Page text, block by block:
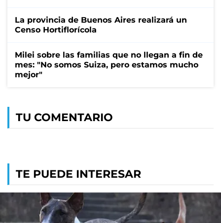
La provincia de Buenos Aires realizará un
Censo Hortiflorícola
Milei sobre las familias que no llegan a fin de
mes: "No somos Suiza, pero estamos mucho
mejor"
TU COMENTARIO
TE PUEDE INTERESAR